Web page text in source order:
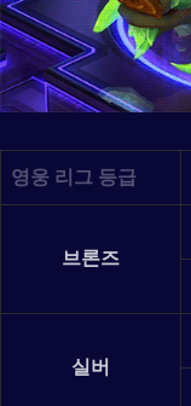
영웅 리그 등급
브론즈
실버